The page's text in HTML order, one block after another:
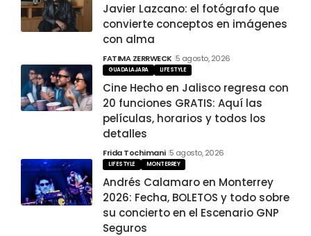
Javier Lazcano: el fotógrafo que
convierte conceptos en imágenes
con alma
FATIMA ZERRWECK 5 agosto, 2026
GUADALAJARA LIFESTYLE
Cine Hecho en Jalisco regresa con
20 funciones GRATIS: Aquí las
películas, horarios y todos los
detalles
Frida Tochimani 5 agosto, 2026
LIFESTYLE MONTERREY
Andrés Calamaro en Monterrey
2026: Fecha, BOLETOS y todo sobre
su concierto en el Escenario GNP
Seguros